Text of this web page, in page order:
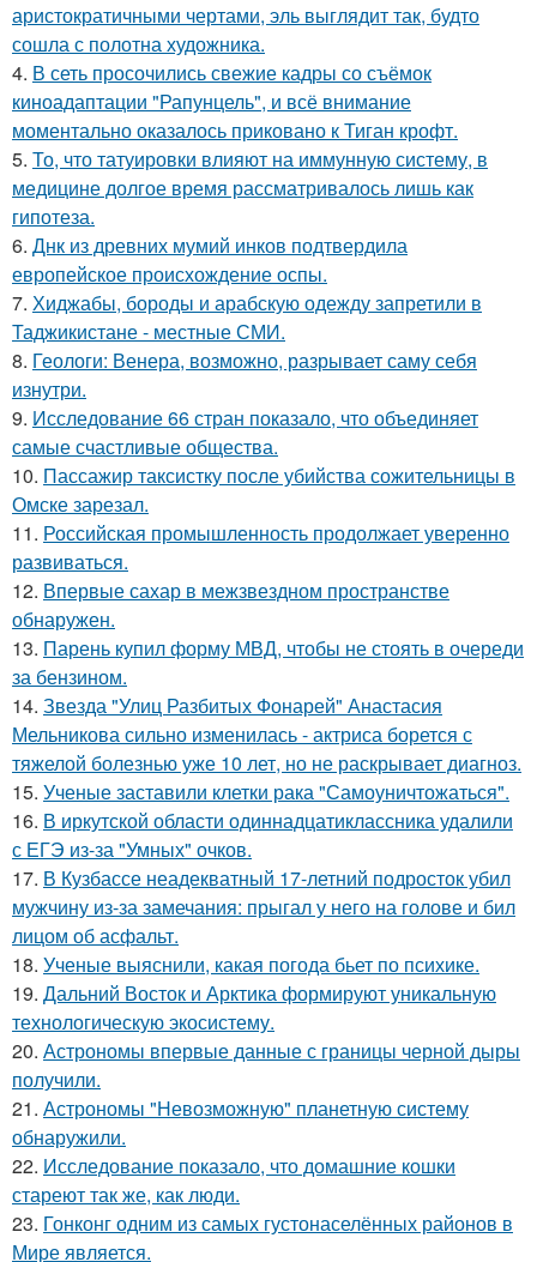
аристократичными чертами, эль выглядит так, будто
сошла с полотна художника.
4. В сеть просочились свежие кадры со съёмок
киноадаптации "Рапунцель", и всё внимание
моментально оказалось приковано к Тиган крофт.
5. То, что татуировки влияют на иммунную систему, в
медицине долгое время рассматривалось лишь как
гипотеза.
6. Днк из древних мумий инков подтвердила
европейское происхождение оспы.
7. Хиджабы, бороды и арабскую одежду запретили в
Таджикистане - местные СМИ.
8. Геологи: Венера, возможно, разрывает саму себя
изнутри.
9. Исследование 66 стран показало, что объединяет
самые счастливые общества.
10. Пассажир таксистку после убийства сожительницы в
Омске зарезал.
11. Российская промышленность продолжает уверенно
развиваться.
12. Впервые сахар в межзвездном пространстве
обнаружен.
13. Парень купил форму МВД, чтобы не стоять в очереди
за бензином.
14. Звезда "Улиц Разбитых Фонарей" Анастасия
Мельникова сильно изменилась - актриса борется с
тяжелой болезнью уже 10 лет, но не раскрывает диагноз.
15. Ученые заставили клетки рака "Самоуничтожаться".
16. В иркутской области одиннадцатиклассника удалили
с ЕГЭ из-за "Умных" очков.
17. В Кузбассе неадекватный 17-летний подросток убил
мужчину из-за замечания: прыгал у него на голове и бил
лицом об асфальт.
18. Ученые выяснили, какая погода бьет по психике.
19. Дальний Восток и Арктика формируют уникальную
технологическую экосистему.
20. Астрономы впервые данные с границы черной дыры
получили.
21. Астрономы "Невозможную" планетную систему
обнаружили.
22. Исследование показало, что домашние кошки
стареют так же, как люди.
23. Гонконг одним из самых густонаселённых районов в
Мире является.